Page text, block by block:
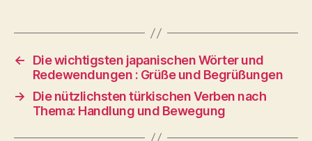
←
Die wichtigsten japanischen Wörter und
Redewendungen : Grüße und Begrüßungen
→
Die nützlichsten türkischen Verben nach
Thema: Handlung und Bewegung